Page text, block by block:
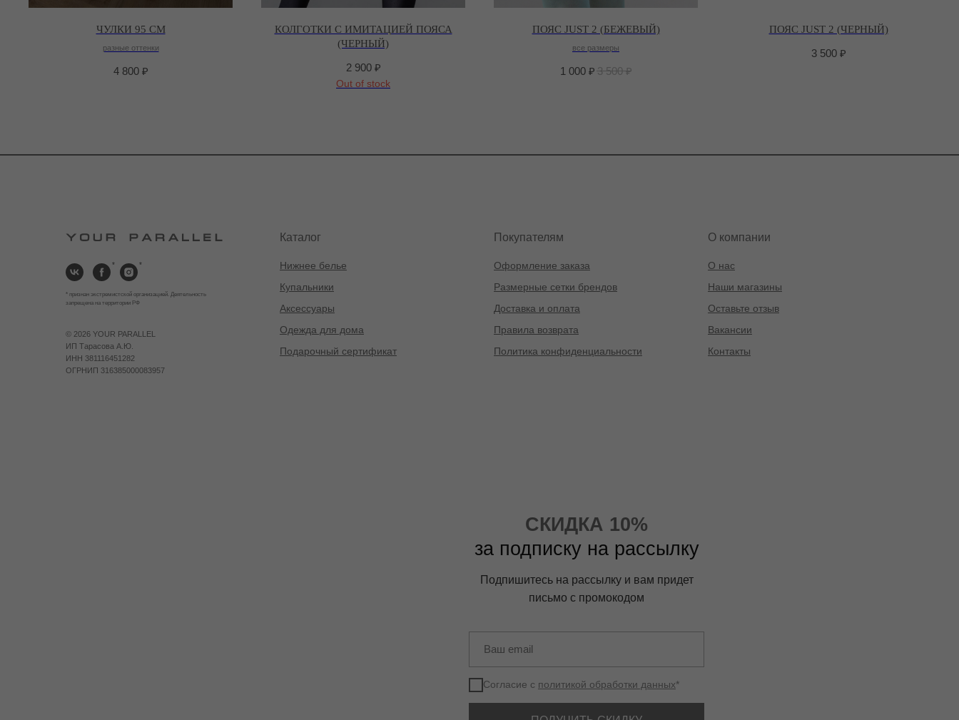
ЧУЛКИ 95 СМ
разные оттенки
4 800 ₽
КОЛГОТКИ С ИМИТАЦИЕЙ ПОЯСА
(ЧЕРНЫЙ)
2 900 ₽
Out of stock
ПОЯС JUST 2 (БЕЖЕВЫЙ)
все размеры
1 000 ₽ 3 500 ₽
ПОЯС JUST 2 (ЧЕРНЫЙ)
3 500 ₽
Каталог
Нижнее белье
Купальники
Аксессуары
Одежда для дома
Подарочный сертификат
Оформление заказа
Размерные сетки брендов
Доставка и оплата
Правила возврата
Политика конфиденциальности
О нас
Наши магазины
Оставьте отзыв
Вакансии
Контакты
Покупателям О компании
© 2026 YOUR PARALLEL
ИП Тарасова А.Ю.
ИНН 381116451282
ОГРНИП 316385000083957
* признан экстремистской организацией. Деятельность
запрещена на территории РФ
* *
СКИДКА 10%
за подписку на рассылку
Подпишитесь на рассылку и вам придет
письмо с промокодом
Согласие с политикой обработки данных*